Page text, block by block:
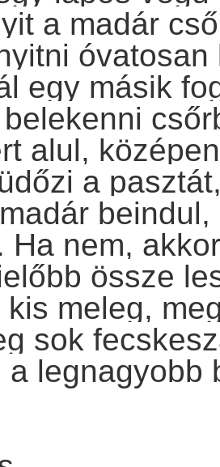
a madár
egy másik
alul,
a
Ha nem,
össze
meleg,
sok
a legnagyobb